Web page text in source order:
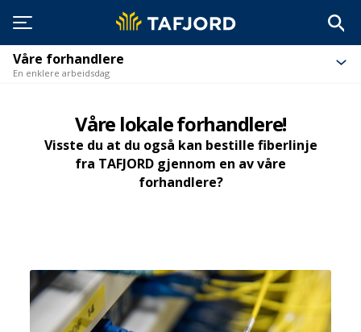
Våre forhandlere
En enklere arbeidsdag
Våre lokale forhandlere!
Visste du at du også kan bestille fiberlinje
fra TAFJORD gjennom en av våre
forhandlere?